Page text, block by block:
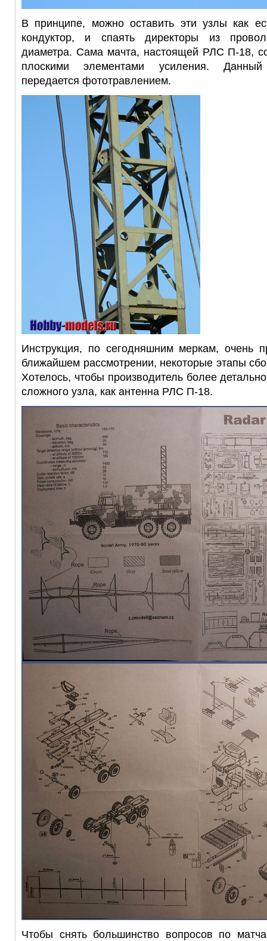
В принципе, можно оставить эти узлы как
кондуктор, и спаять директоры из
диаметра. Сама мачта, настоящей РЛС П-18,
плоскими элементами усиления.
передается фототравлением.
Инструкция, по сегодняшним меркам, очень
ближайшем рассмотрении, некоторые этапы
Хотелось, чтобы производитель более
сложного узла, как антенна РЛС П-18.
Чтобы снять большинство вопросов по